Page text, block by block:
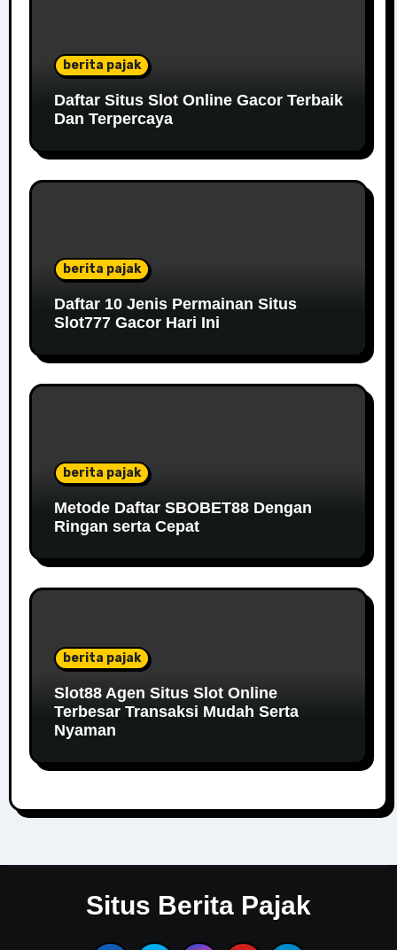
berita pajak
Daftar Situs Slot Online Gacor Terbaik
Dan Terpercaya
berita pajak
Daftar 10 Jenis Permainan Situs
Slot777 Gacor Hari Ini
berita pajak
Metode Daftar SBOBET88 Dengan
Ringan serta Cepat
berita pajak
Slot88 Agen Situs Slot Online
Terbesar Transaksi Mudah Serta
Nyaman
Situs Berita Pajak